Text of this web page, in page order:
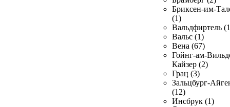
Бриксен-им-
(1)
Вальдфиртель
Вальс (1)
Вена (67)
Гойнг-ам-
Кайзер (2)
Грац (3)
Зальцбург-
(12)
Инсбрук (1)